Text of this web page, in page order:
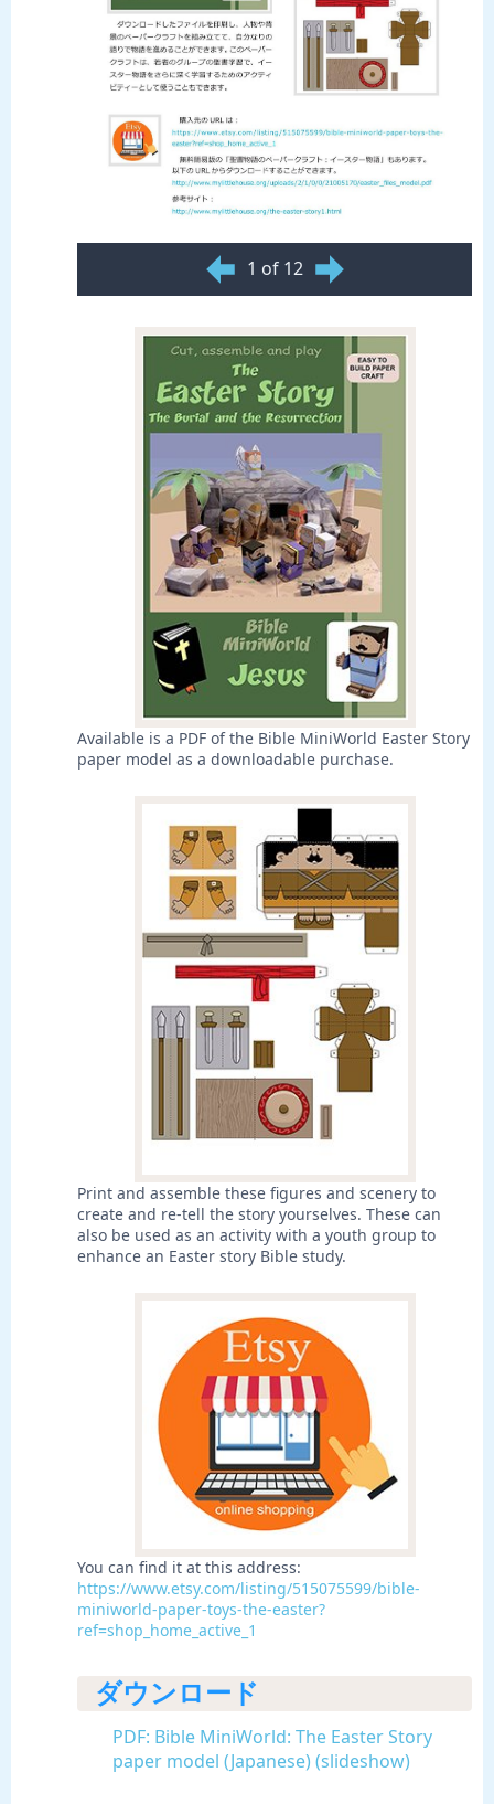
1 of 12
Available is a PDF of the Bible MiniWorld Easter Story
paper model as a downloadable purchase.
Print and assemble these figures and scenery to
create and re-tell the story yourselves. These can
also be used as an activity with a youth group to
enhance an Easter story Bible study.
You can find it at this address:
https://www.etsy.com/listing/515075599/bible-
miniworld-paper-toys-the-easter?
ref=shop_home_active_1
ダウンロード
PDF: Bible MiniWorld: The Easter Story
paper model (Japanese) (slideshow)